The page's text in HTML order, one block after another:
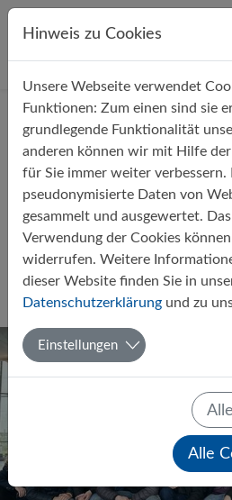
Direkt zur Hauptnavigation springen
Direkt zum Inhalt springen
StartseiteÜber uns Aktuelles
MINT: Rückblick
Profilklasse 8e
Von Ronja Hömke (8e)
03.06.2024
MINT
Fahrten und Projekte
Hinweis zu Cookies
Unsere Webseite verwendet
Funktionen: Zum einen sind sie
grundlegende Funktionalität
anderen können wir mit Hilfe
für Sie immer weiter verbessern.
pseudonymisierte Daten von
gesammelt und ausgewertet.
Verwendung der Cookies
widerrufen. Weitere
dieser Website finden Sie in
Datenschutzerklärung und zu
Einstellungen
Alle